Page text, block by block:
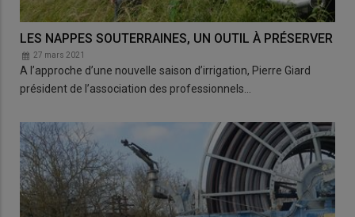
LES NAPPES SOUTERRAINES, UN OUTIL À PRÉSERVER
27 mars 2021
A l’approche d’une nouvelle saison d’irrigation, Pierre Giard
président de l’association des professionnels…